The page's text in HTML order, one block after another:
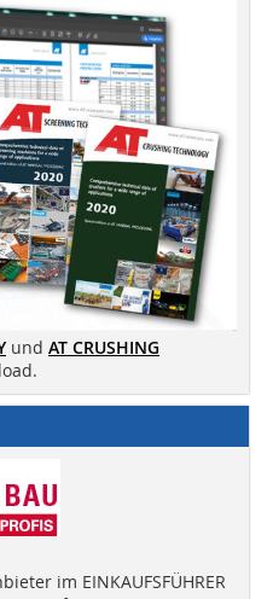
und AT CRUSHING
im EINKAUFSFÜHRER